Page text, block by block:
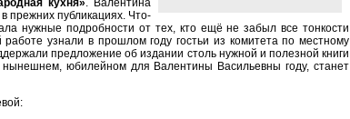
кухня». Валентина
прежних публикациях. Что-
нужные подробности от тех, кто ещё не забыл все тонкости
узнали в прошлом году гостьи из комитета по местному
предложение об издании столь нужной и полезной книги
нынешнем, юбилейном для Валентины Васильевны году, станет